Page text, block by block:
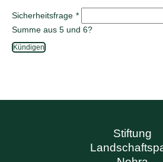
Sicherheitsfrage *
Summe aus 5 und 6?
Kündigen
Stiftung